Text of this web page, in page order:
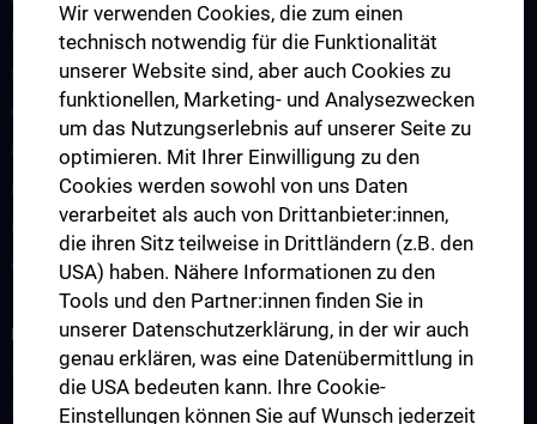
Flagship Projekte
Unsere Partnerinstitutionen
CCII-Jahresberichte
Events
Contact
FOR PATIENTS
Informationen für Patient:innen mit Primären Immundefekten
Informationen zum Thema Impfen
Wir verwenden Cookies, die zum einen
technisch notwendig für die Funktionalität
unserer Website sind, aber auch Cookies zu
funktionellen, Marketing- und Analysezwecken
um das Nutzungserlebnis auf unserer Seite zu
optimieren. Mit Ihrer Einwilligung zu den
Cookies werden sowohl von uns Daten
verarbeitet als auch von Drittanbieter:innen,
die ihren Sitz teilweise in Drittländern (z.B. den
USA) haben. Nähere Informationen zu den
Tools und den Partner:innen finden Sie in
unserer Datenschutzerklärung, in der wir auch
genau erklären, was eine Datenübermittlung in
die USA bedeuten kann. Ihre Cookie-
Einstellungen können Sie auf Wunsch jederzeit